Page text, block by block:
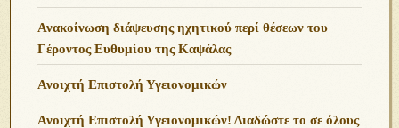
Ανακοίνωση διάψευσης ηχητικού περί θέσεων του
Γέροντος Ευθυμίου της Καψάλας
Ανοιχτή Επιστολή Υγειονομικών
Ανοιχτή Επιστολή Υγειονομικών! Διαδώστε το σε όλους